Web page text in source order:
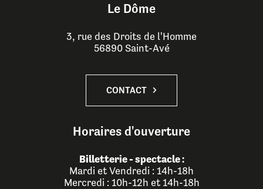
Le Dôme
3, rue des Droits de l'Homme
56890 Saint-Avé
CONTACT
Horaires d'ouverture
Billetterie - spectacle :
Mardi et Vendredi : 14h-18h
Mercredi : 10h-12h et 14h-18h